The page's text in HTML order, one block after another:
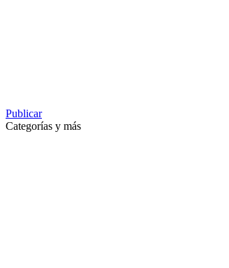
Publicar
Categorías y más